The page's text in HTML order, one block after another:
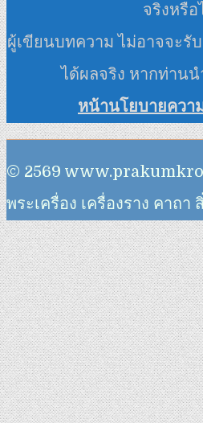
จริงหรือ
ผู้เขียนบทความ ไม่อาจจะรั
ได้ผลจริง หากท่าน
หน้านโยบายควา
© 2569
พระเครื่อง เครื่องราง คาถา